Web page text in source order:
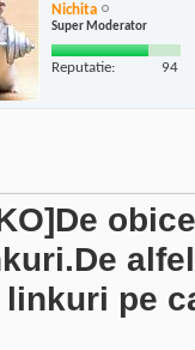
Nichita
Super Moderator
Reputatie: 94
linkuri pe